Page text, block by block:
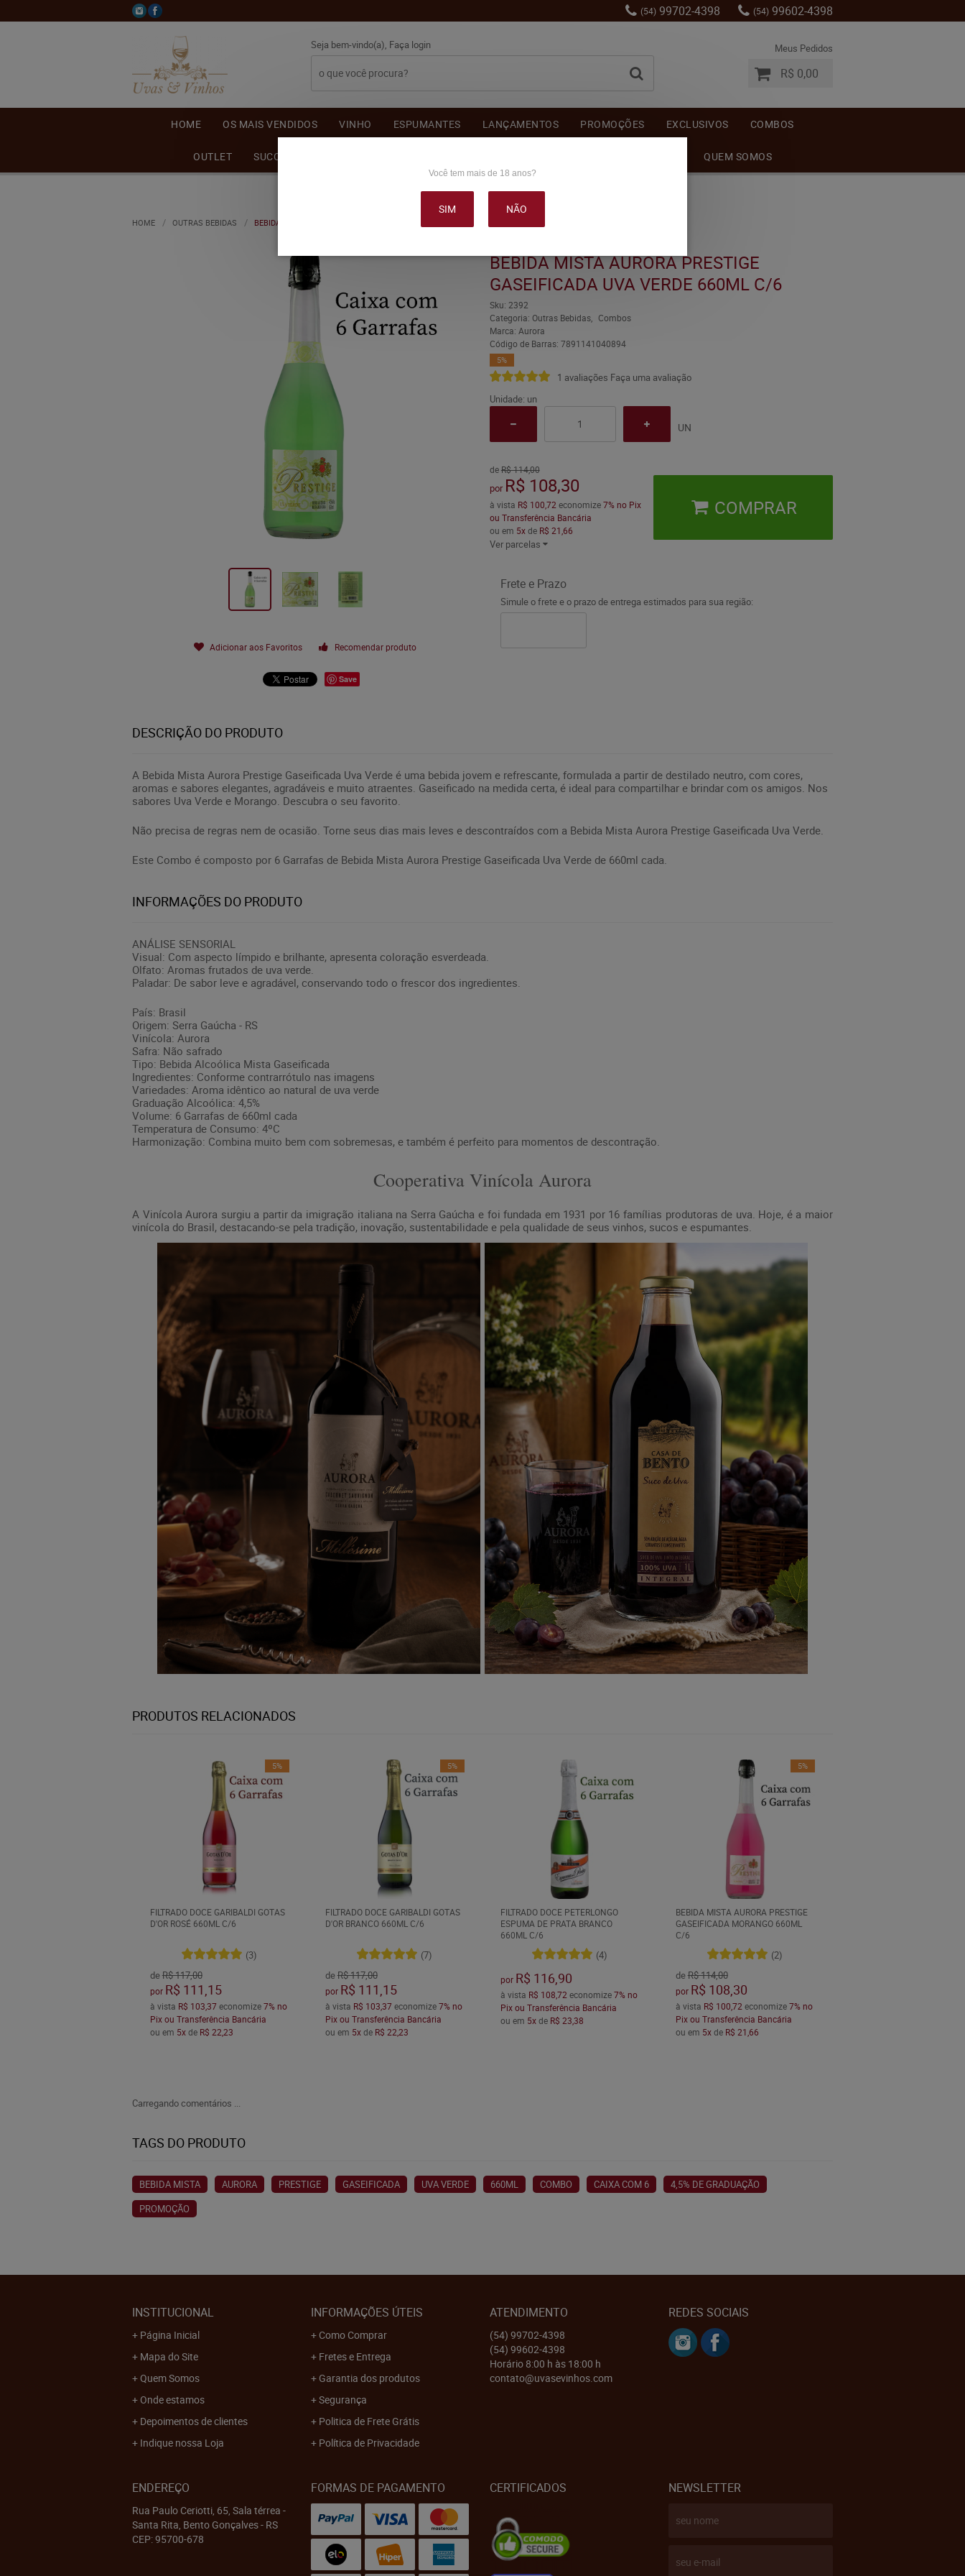
(54) 99702-4398 (54) 99602-4398
Seja bem-vindo(a), Faça login Meus Pedidos
R$ 0,00
HOME OS MAIS VENDIDOS VINHO ESPUMANTES LANÇAMENTOS PROMOÇÕES EXCLUSIVOS COMBOS
OUTLET SUCO DE UVA QUEM SOMOS
HOME OUTRAS BEBIDAS BEBIDA MISTA AURORA PRESTIGE GASEIFICADA UVA VERDE 660ML C/6
Adicionar aos Favoritos Recomendar produto
Save
BEBIDA MISTA AURORA PRESTIGE
GASEIFICADA UVA VERDE 660ML C/6
Sku: 2392
Categoria: Outras Bebidas
Combos
Marca: Aurora
Código de Barras: 7891141040894
5%
1 avaliações Faça uma avaliação
Unidade: un
UN
de R$ 114,00
por R$ 108,30
à vista R$ 100,72 economize7% no Pix
ou Transferência Bancária
ou em 5xde R$ 21,66
Ver parcelas
COMPRAR
Frete e Prazo
Simule o frete e o prazo de entrega estimados para sua região:
DESCRIÇÃO DO PRODUTO
A Bebida Mista Aurora Prestige Gaseificada Uva Verde é uma bebida jovem e refrescante, formulada a partir de destilado neutro, com cores,
aromas e sabores elegantes, agradáveis e muito atraentes. Gaseificado na medida certa, é ideal para compartilhar e brindar com os amigos. Nos
sabores Uva Verde e Morango. Descubra o seu favorito.
Não precisa de regras nem de ocasião. Torne seus dias mais leves e descontraídos com a Bebida Mista Aurora Prestige Gaseificada Uva Verde.
Este Combo é composto por 6 Garrafas de Bebida Mista Aurora Prestige Gaseificada Uva Verde de 660ml cada.
INFORMAÇÕES DO PRODUTO
ANÁLISE SENSORIAL
Visual: Com aspecto límpido e brilhante, apresenta coloração esverdeada.
Olfato: Aromas frutados de uva verde.
Paladar: De sabor leve e agradável, conservando todo o frescor dos ingredientes.
País: Brasil
Origem: Serra Gaúcha - RS
Vinícola: Aurora
Safra: Não safrado
Tipo: Bebida Alcoólica Mista Gaseificada
Ingredientes: Conforme contrarrótulo nas imagens
Variedades: Aroma idêntico ao natural de uva verde
Graduação Alcoólica: 4,5%
Volume: 6 Garrafas de 660ml cada
Temperatura de Consumo: 4ºC
Harmonização: Combina muito bem com sobremesas, e também é perfeito para momentos de descontração.
Cooperativa Vinícola Aurora
A Vinícola Aurora surgiu a partir da imigração italiana na Serra Gaúcha e foi fundada em 1931 por 16 famílias produtoras de uva. Hoje, é a maior
vinícola do Brasil, destacando-se pela tradição, inovação, sustentabilidade e pela qualidade de seus vinhos, sucos e espumantes.
PRODUTOS RELACIONADOS
5%
FILTRADO DOCE GARIBALDI GOTAS
D'OR ROSÉ 660ML C/6
(3)
deR$ 117,00
por R$ 111,15
à vista R$ 103,37economize7% no
Pix ou Transferência Bancária
ou em 5xde R$ 22,23
5%
FILTRADO DOCE GARIBALDI GOTAS
D'OR BRANCO 660ML C/6
(7)
deR$ 117,00
por R$ 111,15
à vista R$ 103,37economize7% no
Pix ou Transferência Bancária
ou em 5xde R$ 22,23
FILTRADO DOCE PETERLONGO
ESPUMA DE PRATA BRANCO
660ML C/6
(4)
por R$ 116,90
à vista R$ 108,72economize7% no
Pix ou Transferência Bancária
ou em 5xde R$ 23,38
5%
BEBIDA MISTA AURORA PRESTIGE
GASEIFICADA MORANGO 660ML
C/6
(2)
deR$ 114,00
por R$ 108,30
à vista R$ 100,72economize7% no
Pix ou Transferência Bancária
ou em 5xde R$ 21,66
Carregando comentários ...
TAGS DO PRODUTO
BEBIDA MISTA AURORA PRESTIGE GASEIFICADA UVA VERDE 660ML COMBO CAIXA COM 6
4,5% DE GRADUAÇÃO
PROMOÇÃO
INSTITUCIONAL
Página Inicial
Mapa do Site
Quem Somos
Onde estamos
Depoimentos de clientes
Indique nossa Loja
INFORMAÇÕES ÚTEIS
Como Comprar
Fretes e Entrega
Garantia dos produtos
Segurança
Politica de Frete Grátis
Política de Privacidade
ATENDIMENTO
(54) 99702-4398
(54) 99602-4398
Horário 8:00 h às 18:00 h
contato@uvasevinhos.com
REDES SOCIAIS
ENDEREÇO
Rua Paulo Ceriotti, 65, Sala térrea -
Santa Rita, Bento Gonçalves- RS
CEP: 95700-678
FORMAS DE PAGAMENTO CERTIFICADOS NEWSLETTER
Você tem mais de 18 anos?
SIM NÃO